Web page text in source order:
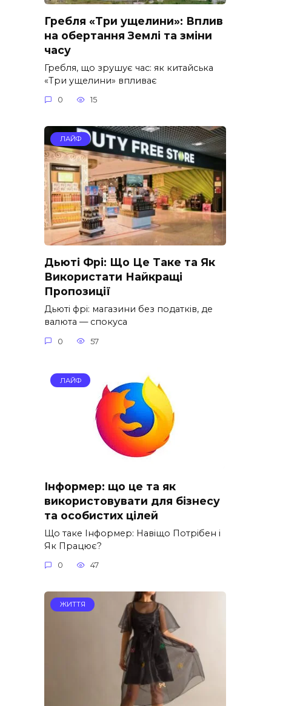
Гребля «Три ущелини»: Вплив
на обертання Землі та зміни
часу
Гребля, що зрушує час: як китайська
«Три ущелини» впливає
0 15
ЛАЙФ
Дьюті Фрі: Що Це Таке та Як
Використати Найкращі
Пропозиції
Дьюті фрі: магазини без податків, де
валюта — спокуса
0 57
ЛАЙФ
Інформер: що це та як
використовувати для бізнесу
та особистих цілей
Що таке Інформер: Навіщо Потрібен і
Як Працює?
0 47
ЖИТТЯ